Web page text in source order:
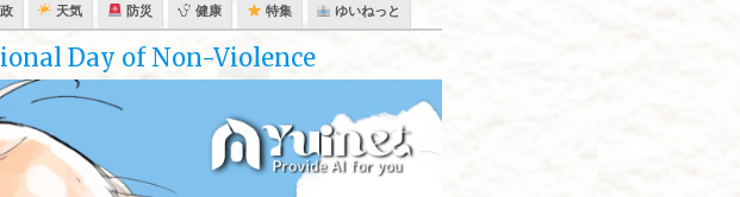
天気 防災 健康 特集 ゆいねっと
Day of Non-Violence